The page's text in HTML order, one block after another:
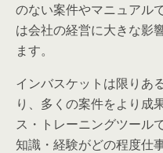
のない案件やマニュアル
は会社の経営に大きな影
ます。
インバスケットは限りあ
り、多くの案件をより成
ス・トレーニングツール
知識・経験がどの程度仕